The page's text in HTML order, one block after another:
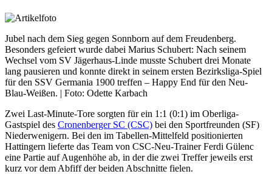
Jubel nach dem Sieg gegen Sonnborn auf dem Freudenberg.
Besonders gefeiert wurde dabei Marius Schubert: Nach seinem
Wechsel vom SV Jägerhaus-Linde musste Schubert drei Monate
lang pausieren und konnte direkt in seinem ersten Bezirksliga-Spiel
für den SSV Germania 1900 treffen – Happy End für den Neu-
Blau-Weißen. | Foto: Odette Karbach
Zwei Last-Minute-Tore sorgten für ein 1:1 (0:1) im Oberliga-
Gastspiel des Cronenberger SC (CSC) bei den Sportfreunden (SF)
Niederwenigern. Bei den im Tabellen-Mittelfeld positionierten
Hattingern lieferte das Team von CSC-Neu-Trainer Ferdi Gülenc
eine Partie auf Augenhöhe ab, in der die zwei Treffer jeweils erst
kurz vor dem Abfiff der beiden Abschnitte fielen.